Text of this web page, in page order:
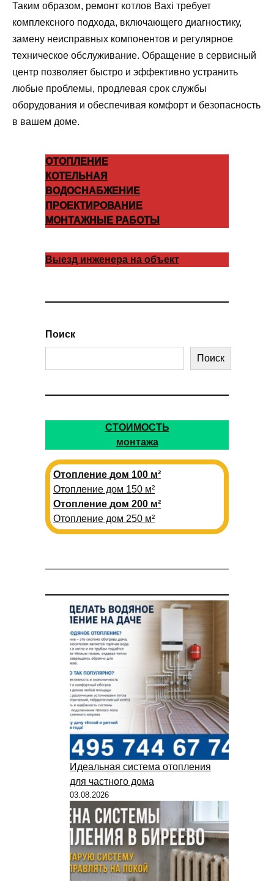
Таким образом, ремонт котлов Baxi требует
комплексного подхода, включающего диагностику,
замену неисправных компонентов и регулярное
техническое обслуживание. Обращение в сервисный
центр позволяет быстро и эффективно устранить
любые проблемы, продлевая срок службы
оборудования и обеспечивая комфорт и безопасность
в вашем доме.
ОТОПЛЕНИЕ
КОТЕЛЬНАЯ
ВОДОСНАБЖЕНИЕ
ПРОЕКТИРОВАНИЕ
МОНТАЖНЫЕ РАБОТЫ
Выезд инженера на объект
Поиск
Поиск
СТОИМОСТЬ
монтажа
Отопление дом 100 м²
Отопление дом 150 м²
Отопление дом 200 м²
Отопление дом 250 м²
Идеальная система отопления
для частного дома
03.08.2026